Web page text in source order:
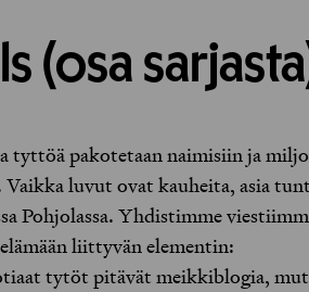
(osa
tyttöä pakotetaan naimisiin ja
luvut ovat kauheita, asia
Pohjolassa. Yhdistimme
liittyvän elementin:
tytöt pitävät meikkiblogia,